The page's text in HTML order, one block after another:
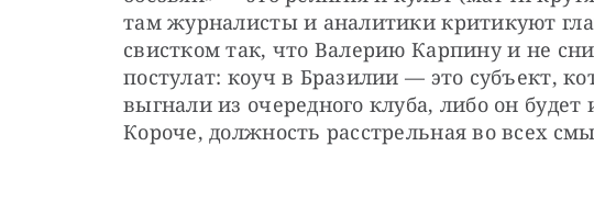
там журналисты и аналитики критикуют
свистком так, что Валерию Карпину и не
постулат: коуч в Бразилии — это субъект,
выгнали из очередного клуба, либо он будет
Короче, должность расстрельная во всех